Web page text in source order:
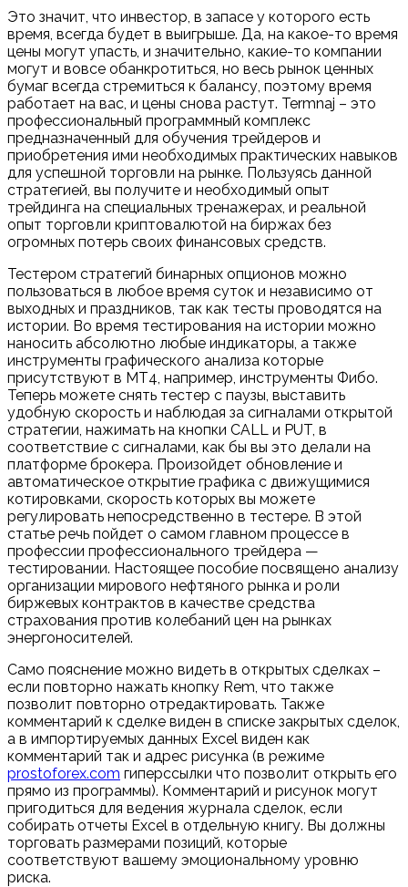
Это значит, что инвестор, в запасе у которого есть
время, всегда будет в выигрыше. Да, на какое-то время
цены могут упасть, и значительно, какие-то компании
могут и вовсе обанкротиться, но весь рынок ценных
бумаг всегда стремиться к балансу, поэтому время
работает на вас, и цены снова растут. Termnaj – это
профессиональный программный комплекс
предназначенный для обучения трейдеров и
приобретения ими необходимых практических навыков
для успешной торговли на рынке. Пользуясь данной
стратегией, вы получите и необходимый опыт
трейдинга на специальных тренажерах, и реальной
опыт торговли криптовалютой на биржах без
огромных потерь своих финансовых средств.
Тестером стратегий бинарных опционов можно
пользоваться в любое время суток и независимо от
выходных и праздников, так как тесты проводятся на
истории. Во время тестирования на истории можно
наносить абсолютно любые индикаторы, а также
инструменты графического анализа которые
присутствуют в МТ4, например, инструменты Фибо.
Теперь можете снять тестер с паузы, выставить
удобную скорость и наблюдая за сигналами открытой
стратегии, нажимать на кнопки CALL и PUT, в
соответствие с сигналами, как бы вы это делали на
платформе брокера. Произойдет обновление и
автоматическое открытие графика с движущимися
котировками, скорость которых вы можете
регулировать непосредственно в тестере. В этой
статье речь пойдет о самом главном процессе в
профессии профессионального трейдера —
тестировании. Настоящее пособие посвящено анализу
организации мирового нефтяного рынка и роли
биржевых контрактов в качестве средства
страхования против колебаний цен на рынках
энергоносителей.
Само пояснение можно видеть в открытых сделках –
если повторно нажать кнопку Rem, что также
позволит повторно отредактировать. Также
комментарий к сделке виден в списке закрытых сделок,
а в импортируемых данных Excel виден как
комментарий так и адрес рисунка (в режиме
prostoforex.com гиперссылки что позволит открыть его
прямо из программы). Комментарий и рисунок могут
пригодиться для ведения журнала сделок, если
собирать отчеты Excel в отдельную книгу. Вы должны
торговать размерами позиций, которые
соответствуют вашему эмоциональному уровню
риска.